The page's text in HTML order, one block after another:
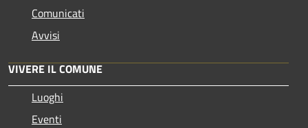
Comunicati
Avvisi
VIVERE IL COMUNE
Luoghi
Eventi